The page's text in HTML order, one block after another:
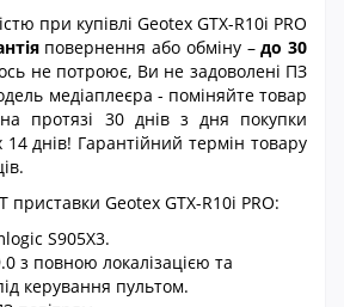
при купівлі Geotex GTX-R10i PRO
повернення або обміну –до 30
не потроює, Ви не задоволені ПЗ
медіаплеєра - поміняйте товар
протязі 30 днів з дня покупки
14 днів! Гарантійний термін товару
Geotex GTX-R10i PRO:
S905X3.
з повною локалізацією та
керування пультом.